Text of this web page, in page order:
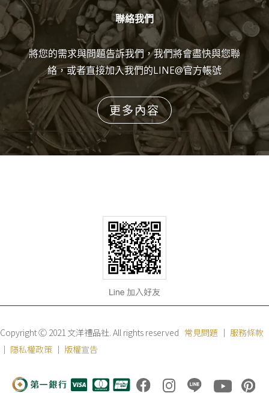
聯絡我們
將您的需求與問題告訴我們，我們將會盡快與您聯
絡，或者直接加入我們的LINE@官方帳號
更多內容
Copyright Ⓒ 2021 文洋禮品社. All rights reserved 常見問題 ｜ 服務條款
｜ 隱私權政策 ｜ 版權宣告